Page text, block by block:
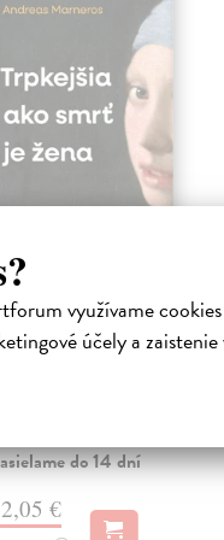
využívame
účely a zaistenie
ako smrť
žena
Andreas| Kniha
JE TO MOŽNO NAJVÄČŠIA
do 14 dní
€